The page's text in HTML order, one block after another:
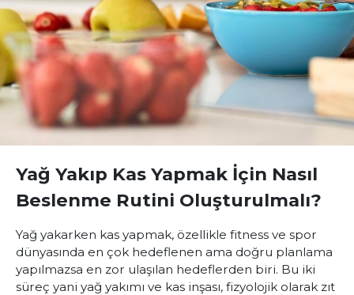
Yağ Yakıp Kas Yapmak İçin Nasıl
Beslenme Rutini Oluşturulmalı?
Yağ yakarken kas yapmak, özellikle fitness ve spor
dünyasında en çok hedeflenen ama doğru planlama
yapılmazsa en zor ulaşılan hedeflerden biri. Bu iki
süreç yani yağ yakımı ve kas inşası, fizyolojik olarak zıt